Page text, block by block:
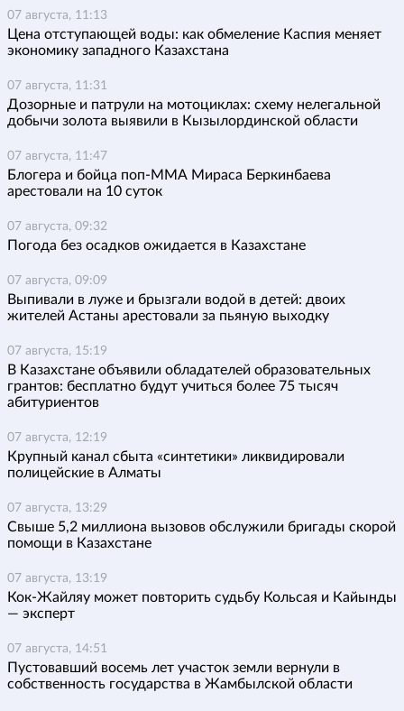
07 августа, 11:13
Цена отступающей воды: как обмеление Каспия меняет
экономику западного Казахстана
07 августа, 11:31
Дозорные и патрули на мотоциклах: схему нелегальной
добычи золота выявили в Кызылординской области
07 августа, 11:47
Блогера и бойца поп-ММА Мираса Беркинбаева
арестовали на 10 суток
07 августа, 09:32
Погода без осадков ожидается в Казахстане
07 августа, 09:09
Выпивали в луже и брызгали водой в детей: двоих
жителей Астаны арестовали за пьяную выходку
07 августа, 15:19
В Казахстане объявили обладателей образовательных
грантов: бесплатно будут учиться более 75 тысяч
абитуриентов
07 августа, 12:19
Крупный канал сбыта «синтетики» ликвидировали
полицейские в Алматы
07 августа, 13:29
Свыше 5,2 миллиона вызовов обслужили бригады скорой
помощи в Казахстане
07 августа, 13:19
Кок-Жайляу может повторить судьбу Кольсая и Кайынды
— эксперт
07 августа, 14:51
Пустовавший восемь лет участок земли вернули в
собственность государства в Жамбылской области